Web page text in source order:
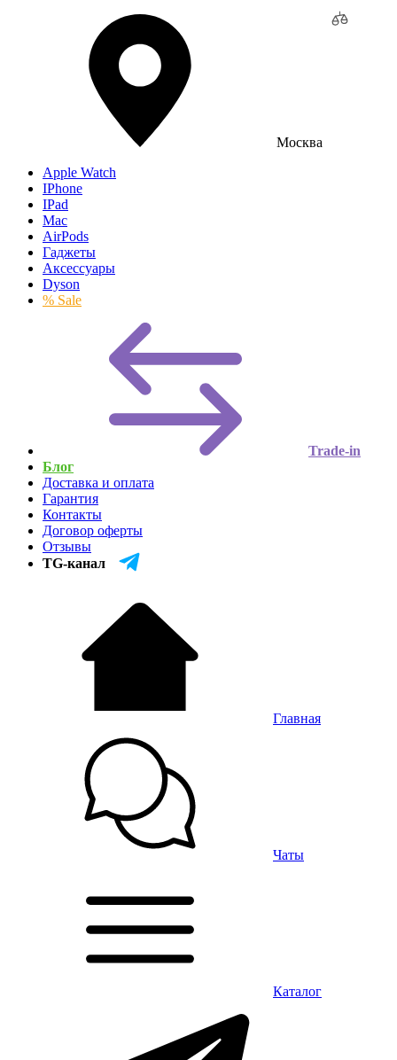
Москва
Apple Watch
IPhone
IPad
Mac
AirPods
Гаджеты
Аксессуары
Dyson
% Sale
Trade-in
Блог
Доставка и оплата
Гарантия
Контакты
Договор оферты
Отзывы
TG-канал
Главная
Чаты
Каталог